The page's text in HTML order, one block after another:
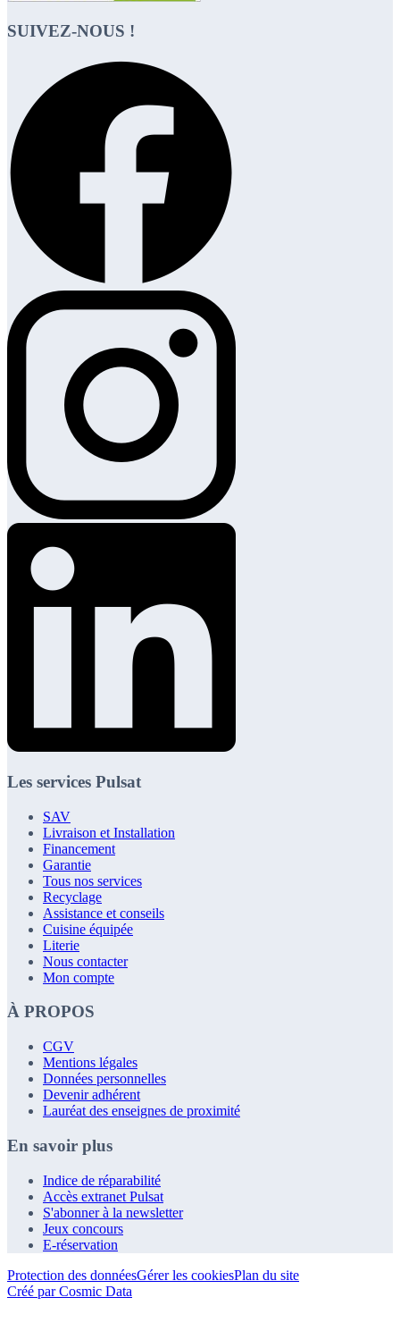
SUIVEZ-NOUS !
Les services Pulsat
SAV
Livraison et Installation
Financement
Garantie
Tous nos services
Recyclage
Assistance et conseils
Cuisine équipée
Literie
Nous contacter
Mon compte
À PROPOS
CGV
Mentions légales
Données personnelles
Devenir adhérent
Lauréat des enseignes de proximité
En savoir plus
Indice de réparabilité
Accès extranet Pulsat
S'abonner à la newsletter
Jeux concours
E-réservation
Protection des donnéesGérer les cookiesPlan du site
Créé par Cosmic Data